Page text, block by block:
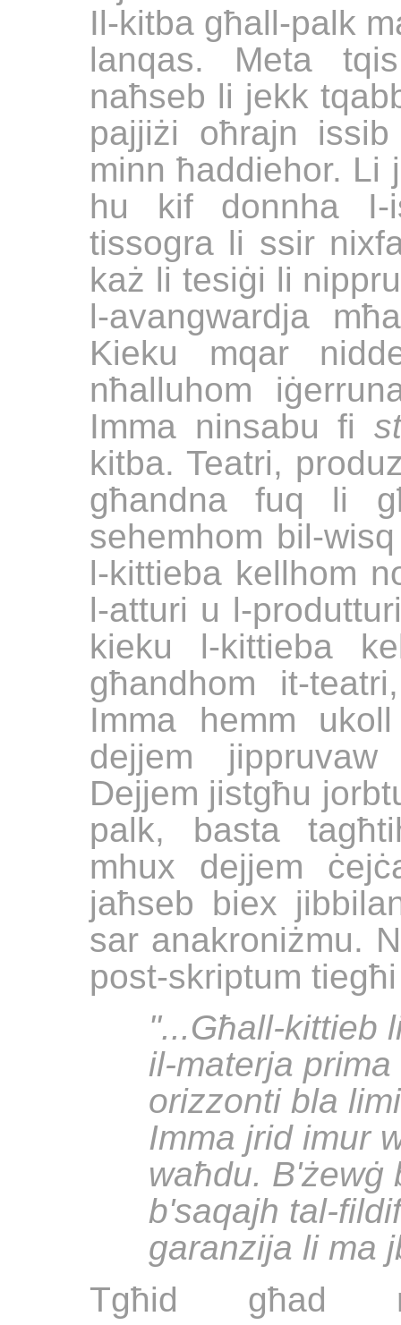
Il-kitba għall-palk
lanqas. Meta
naħseb li jekk
pajjiżi oħrajn
minn ħaddiehor.
hu kif donnha I-
tissogra li ssir
każ li tesiġi li
l-avangwardja
Kieku mqar
nħalluhom
Imma ninsabu fi
kitba. Teatri,
għandna fuq li
sehemhom bil-
l-kittieba kellhom
l-atturi u l-
kieku l-kittieba
għandhom it-
Imma hemm
dejjem jippruvaw
Dejjem jistgħu
palk, basta
mhux dejjem
jaħseb biex
sar anakroniżmu.
post-skriptum
"...Għall-kittieb
il-materja
orizzonti bla
Imma jridimur
waħdu. B'żewġ
b'saqajh tal-
garanzija li ma
Tgħid għad